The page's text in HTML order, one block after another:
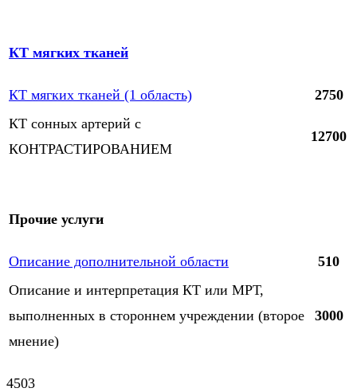
КТ мягких тканей
КТ мягких тканей (1 область)
2750
КТ сонных артерий с
КОНТРАСТИРОВАНИЕМ
12700
Прочие услуги
Описание дополнительной области
510
Описание и интерпретация КТ или МРТ,
выполненных в стороннем учреждении (второе
мнение)
3000
4503